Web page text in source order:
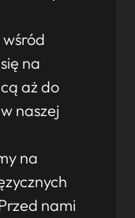
na
aż do
naszej
na
nami